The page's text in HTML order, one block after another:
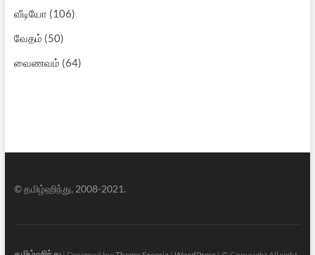
வீடியோ (106)
வேதம் (50)
வைணவம் (64)
© தமிழ்ஹிந்து, 2008-2021.